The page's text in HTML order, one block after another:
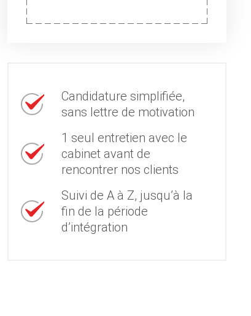
Candidature simplifiée,
sans lettre de motivation
1 seul entretien avec le
cabinet avant de
rencontrer nos clients
Suivi de A à Z, jusqu’à la
fin de la période
d’intégration